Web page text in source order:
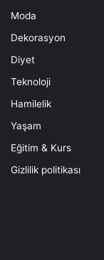
Moda
Dekorasyon
Diyet
Teknoloji
Hamilelik
Yaşam
Eğitim & Kurs
Gizlilik politikası